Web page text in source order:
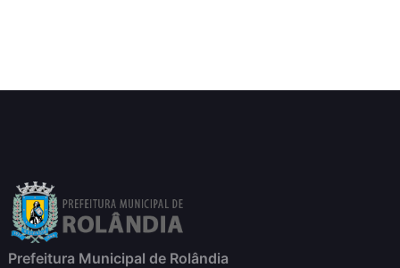
Prefeitura Municipal de Rolândia